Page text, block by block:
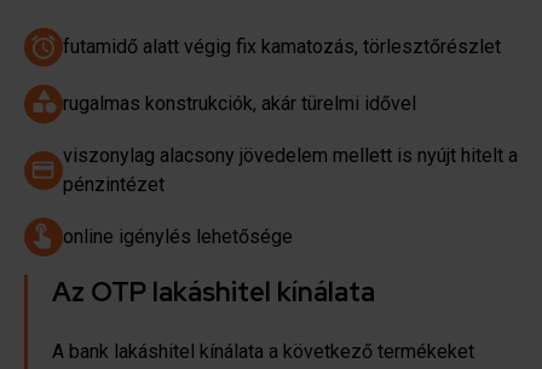
futamidő alatt végig fix kamatozás, törlesztőrészlet
rugalmas konstrukciók, akár türelmi idővel
viszonylag alacsony jövedelem mellett is nyújt hitelt a
pénzintézet
online igénylés lehetősége
Az OTP lakáshitel kínálata
A bank lakáshitel kínálata a következő termékeket